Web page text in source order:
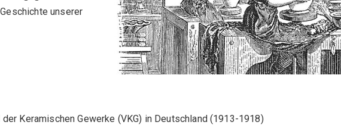
unserer
Keramischen Gewerke (VKG) in Deutschland (1913-1918)